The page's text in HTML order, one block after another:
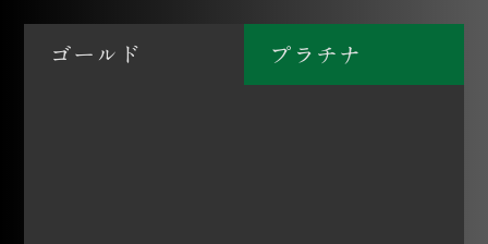
ゴールド プラチナ